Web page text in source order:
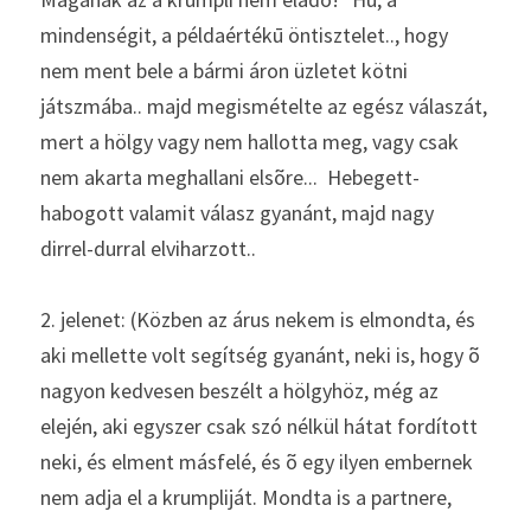
mindenségit, a példaértékū öntisztelet.., hogy
nem ment bele a bármi áron üzletet kötni
játszmába.. majd megismételte az egész válaszát,
mert a hölgy vagy nem hallotta meg, vagy csak
nem akarta meghallani elsõre...  Hebegett-
habogott valamit válasz gyanánt, majd nagy
dirrel-durral elviharzott..
2. jelenet: (Közben az árus nekem is elmondta, és
aki mellette volt segítség gyanánt, neki is, hogy õ
nagyon kedvesen beszélt a hölgyhöz, még az
elején, aki egyszer csak szó nélkül hátat fordított
neki, és elment másfelé, és õ egy ilyen embernek
nem adja el a krumpliját. Mondta is a partnere,